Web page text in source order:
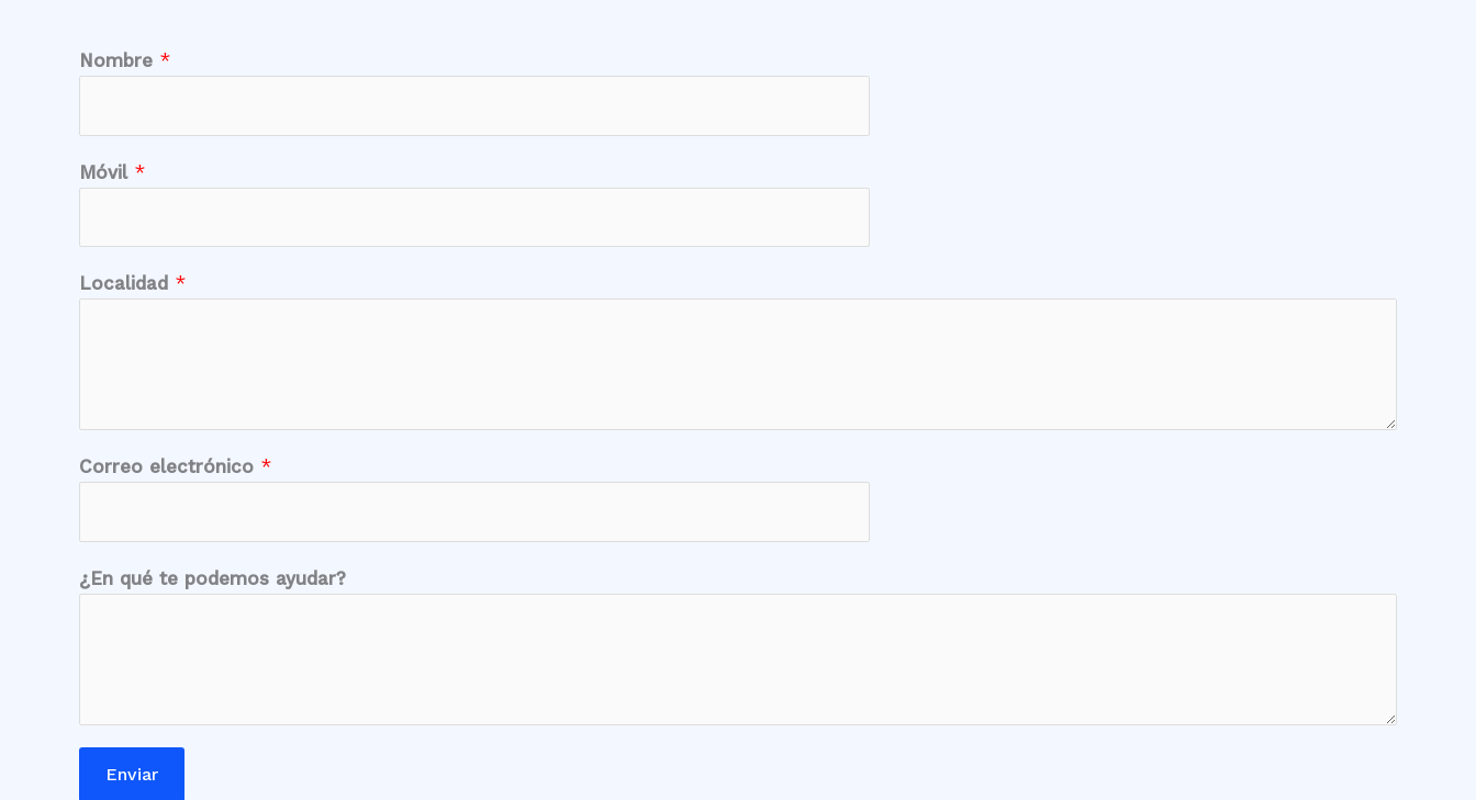
*
M
v
i
Nombre *
Móvil *
Localidad *
Correo electrónico *
¿En qué te podemos ayudar?
Enviar